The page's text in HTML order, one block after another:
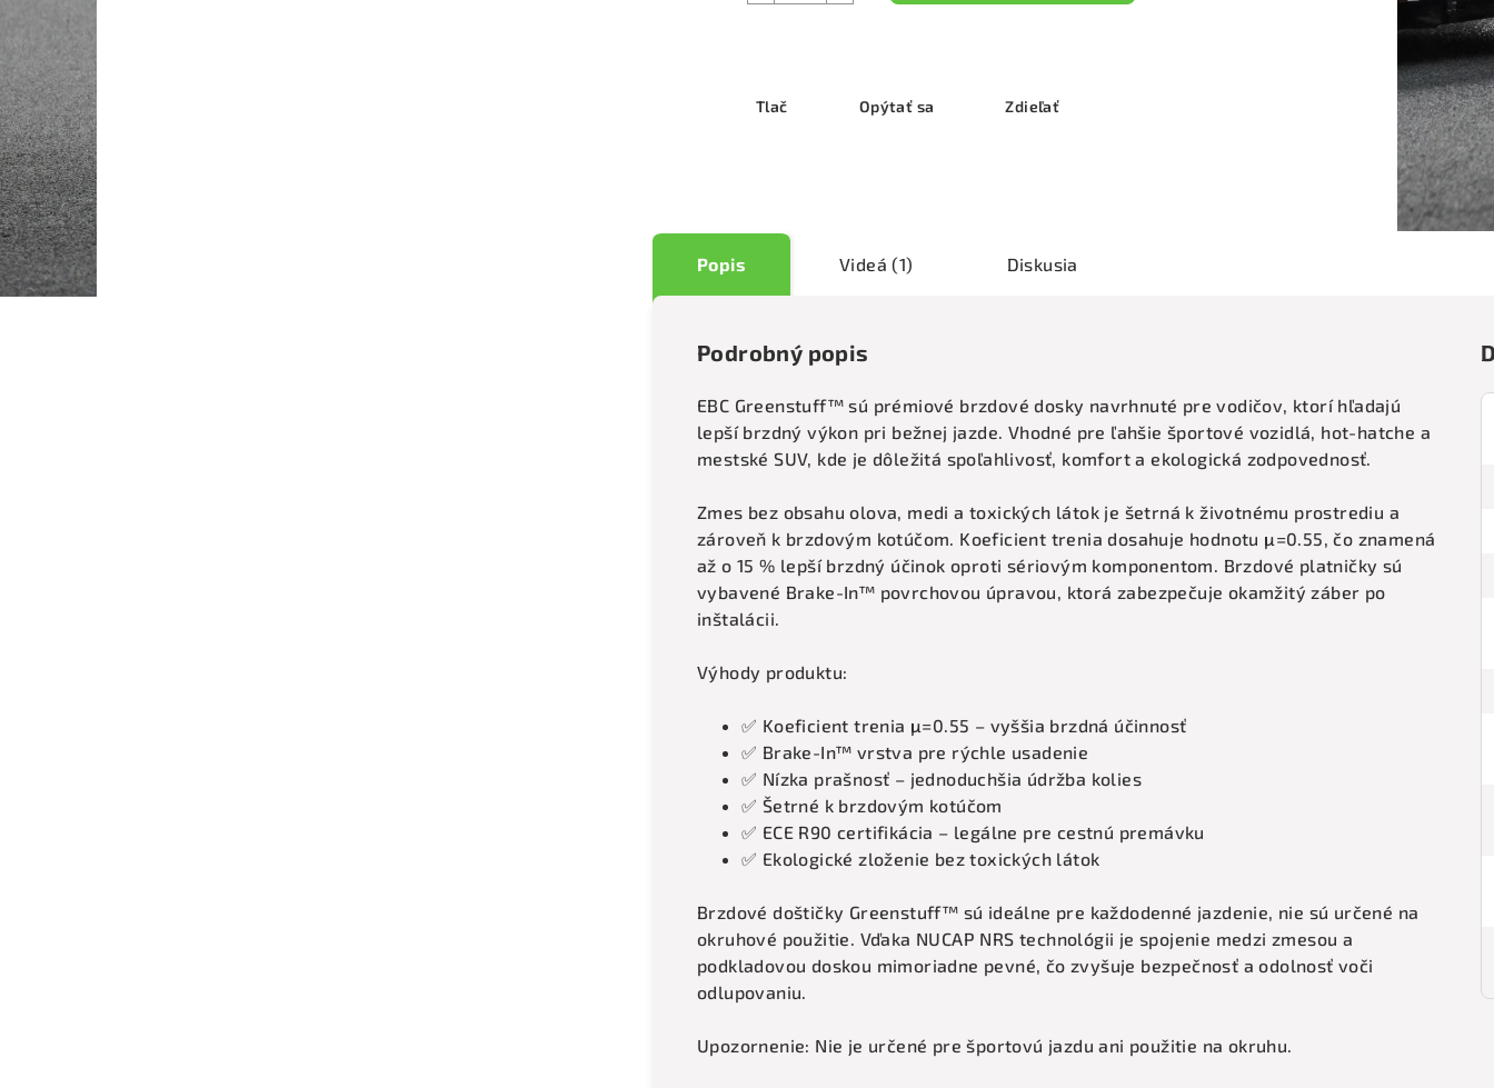
Tlač Opýtať sa Zdieľať
Popis Videá (1) Diskusia
Podrobný popis
EBC Greenstuff™ sú prémiové brzdové dosky navrhnuté pre vodičov, ktorí hľadajú
lepší brzdný výkon pri bežnej jazde. Vhodné pre ľahšie športové vozidlá, hot-hatche a
mestské SUV, kde je dôležitá spoľahlivosť, komfort a ekologická zodpovednosť.
Zmes bez obsahu olova, medi a toxických látok je šetrná k životnému prostrediu a
zároveň k brzdovým kotúčom. Koeficient trenia dosahuje hodnotu μ=0.55, čo znamená
až o 15 % lepší brzdný účinok oproti sériovým komponentom. Brzdové platničky sú
vybavené Brake-In™ povrchovou úpravou, ktorá zabezpečuje okamžitý záber po
inštalácii.
Výhody produktu:
✅ Koeficient trenia μ=0.55 – vyššia brzdná účinnosť
✅ Brake-In™ vrstva pre rýchle usadenie
✅ Nízka prašnosť – jednoduchšia údržba kolies
✅ Šetrné k brzdovým kotúčom
✅ ECE R90 certifikácia – legálne pre cestnú premávku
✅ Ekologické zloženie bez toxických látok
Brzdové doštičky Greenstuff™ sú ideálne pre každodenné jazdenie, nie sú určené na
okruhové použitie. Vďaka NUCAP NRS technológii je spojenie medzi zmesou a
podkladovou doskou mimoriadne pevné, čo zvyšuje bezpečnosť a odolnosť voči
odlupovaniu.
Upozornenie: Nie je určené pre športovú jazdu ani použitie na okruhu.